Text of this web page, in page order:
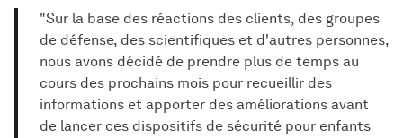
"Sur la base des réactions des clients, des groupes
de défense, des scientifiques et d'autres personnes,
nous avons décidé de prendre plus de temps au
cours des prochains mois pour recueillir des
informations et apporter des améliorations avant
de lancer ces dispositifs de sécurité pour enfants